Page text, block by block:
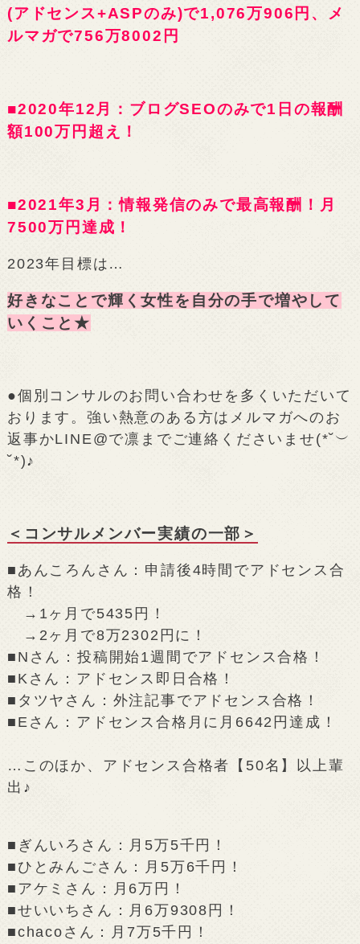
(アドセンス+ASPのみ)で1,076万906円、メ
ルマガで756万8002円
■2020年12月：ブログSEOのみで1日の報酬
額100万円超え！
■2021年3月：情報発信のみで最高報酬！月
7500万円達成！
2023年目標は…
好きなことで輝く女性を自分の手で増やして
いくこと★
●個別コンサルのお問い合わせを多くいただいて
おります。強い熱意のある方はメルマガへのお
返事かLINE@で凛までご連絡くださいませ(*˘︶
˘*)♪
＜コンサルメンバー実績の一部＞
■あんころんさん：申請後4時間でアドセンス合
格！
→1ヶ月で5435円！
→2ヶ月で8万2302円に！
■Nさん：投稿開始1週間でアドセンス合格！
■Kさん：アドセンス即日合格！
■タツヤさん：外注記事でアドセンス合格！
■Eさん：アドセンス合格月に月6642円達成！
…このほか、アドセンス合格者【50名】以上輩
出♪
■ぎんいろさん：月5万5千円！
■ひとみんごさん：月5万6千円！
■アケミさん：月6万円！
■せいいちさん：月6万9308円！
■chacoさん：月7万5千円！